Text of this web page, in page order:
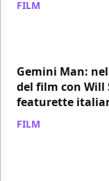
FILM
Gemini Man:
del film con
featurette
FILM